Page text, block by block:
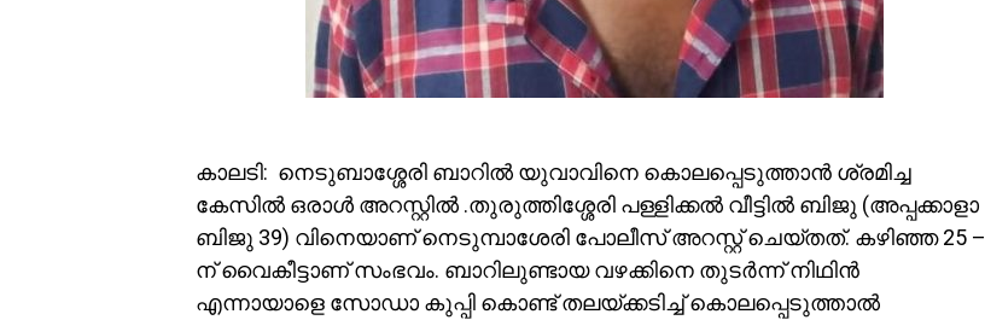
കാലടി: നെടുബാശ്ശേരി ബാറിൽ യുവാവിനെ കൊലപ്പെടുത്താൻ ശ്രമിച്ച
കേസിൽ ഒരാൾ അറസ്റ്റിൽ .തുരുത്തിശ്ശേരി പള്ളിക്കൽ വീട്ടിൽ ബിജു (അപ്പക്കാളാ
ബിജു 39) വിനെയാണ് നെടുമ്പാശേരി പോലീസ് അറസ്റ്റ് ചെയ്തത്. കഴിഞ്ഞ 25 –
ന് വൈകീട്ടാണ് സംഭവം. ബാറിലുണ്ടായ വഴക്കിനെ തുടർന്ന് നിഥിൻ
എന്നായാളെ സോഡാ കുപ്പി കൊണ്ട് തലയ്ക്കടിച്ച് കൊലപ്പെടുത്താൽ